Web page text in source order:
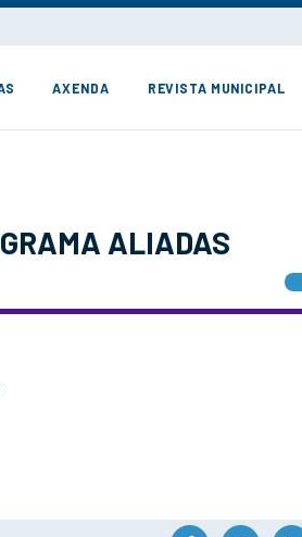
AXENDA REVISTA MUNICIPAL
ALIADAS